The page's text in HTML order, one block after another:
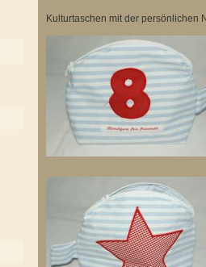
Kulturtaschen mit der persönlichen